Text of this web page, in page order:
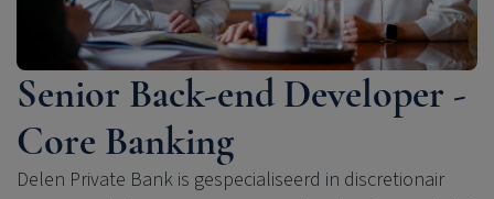
Senior Back-end Developer -
Core Banking
Delen Private Bank is gespecialiseerd in discretionair